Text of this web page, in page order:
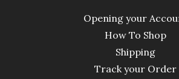
Opening your
How To Shop
Shipping
Track your Order